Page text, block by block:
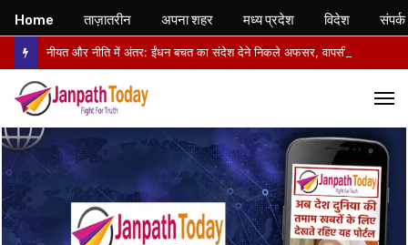
Home ताज़ातरीन अपना शहर मध्य प्रदेश विदेश संपर्क